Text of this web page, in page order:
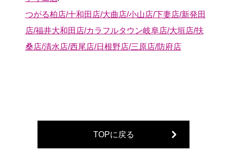
つがる柏店/十和田店/大曲店/小山店/下妻店/新発田
店/福井大和田店/カラフルタウン岐阜店/大垣店/扶
桑店/清水店/西尾店/日根野店/三原店/防府店
TOPに戻る